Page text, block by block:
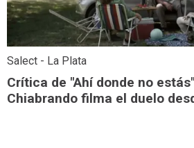
Salect - La Plata
Crítica de "Ahí donde no
Chiabrando filma el duelo